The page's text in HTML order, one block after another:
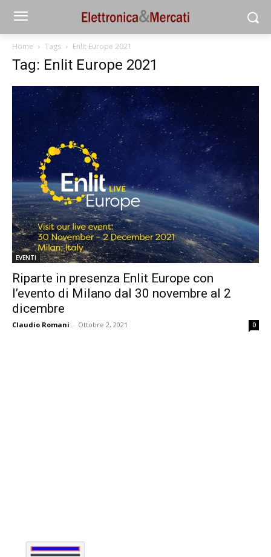
Home Tags Enlit Europe 2021
Tag: Enlit Europe 2021
EVENTI
Riparte in presenza Enlit Europe con
l’evento di Milano dal 30 novembre al 2
dicembre
Claudio Romani - Ottobre 2, 2021 0